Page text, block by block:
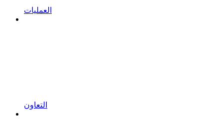
العمليات
التعاون